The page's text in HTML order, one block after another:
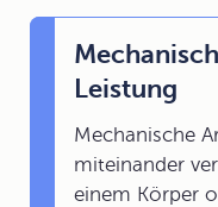
Leistung
Mechanische
miteinander
einem Körper